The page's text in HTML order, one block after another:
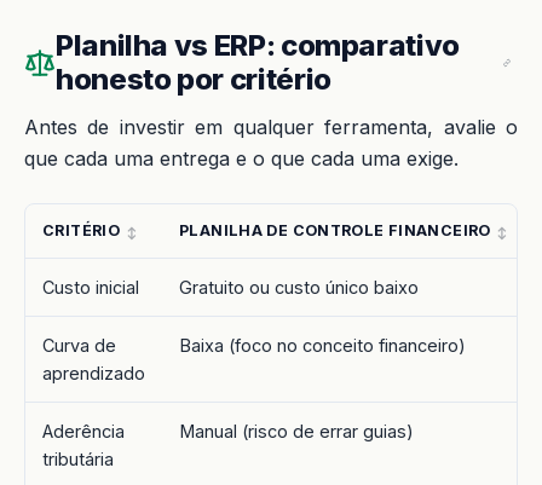
Planilha vs ERP: comparativo
honesto por critério
Antes de investir em qualquer ferramenta, avalie o
que cada uma entrega e o que cada uma exige.
CRITÉRIO PLANILHA DE CONTROLE FINANCEIRO
Custo inicial Gratuito ou custo único baixo
Curva de
aprendizado
Baixa (foco no conceito financeiro)
Aderência
tributária
Manual (risco de errar guias)